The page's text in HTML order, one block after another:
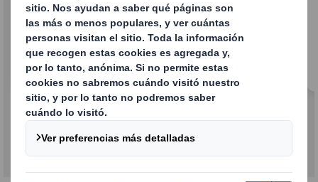
Box Pallet